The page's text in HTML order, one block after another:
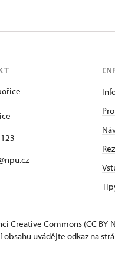
Creative Commons (CC
uvádějte odkaz na